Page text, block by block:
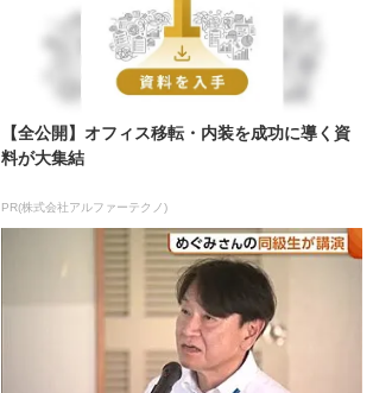
【全公開】オフィス移転・内装を成功に導く資
料が大集結
PR(株式会社アルファーテクノ)